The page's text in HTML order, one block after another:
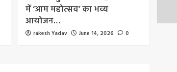
में ‘आम महोत्सव’ का भव्य
आयोजन…
rakesh Yadav June 14, 2026 0